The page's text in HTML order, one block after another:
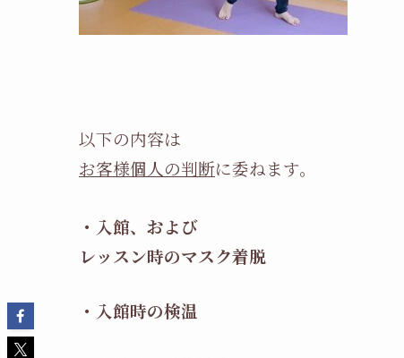
以下の内容は
お客様個人の判断に委ねます。
・入館、および
レッスン時のマスク着脱
・入館時の検温